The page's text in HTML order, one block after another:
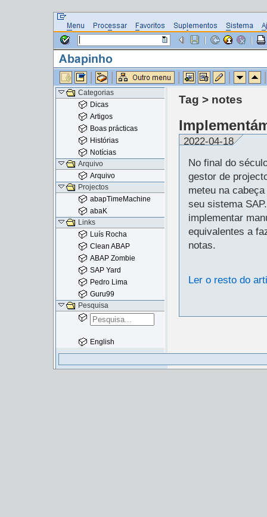
Tag > notes
2022-04-18
No final do
gestor de
meteu na
seu sistema
implementar
equivalentes a
notas.
Ler o resto do
Categorias
Dicas
Artigos
Boas prácticas
Histórias
Notícias
Arquivo
Arquivo
Projectos
abapTimeMachine
abaK
Links
Luís Rocha
Clean ABAP
ABAP Zombie
SAP Yard
Pedro Lima
Guru99
Pesquisa
English